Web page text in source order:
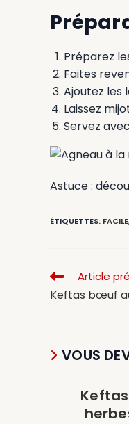
Préparez
Faites
Ajoutez les
Laissez
Servez
Astuce :
ÉTIQUETTES: FACILE
Article
Keftas bœuf
VOUS